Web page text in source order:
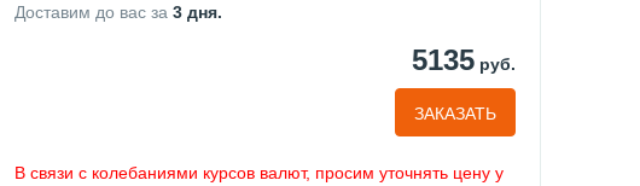
Доставим до вас за 3 дня.
5135руб.
ЗАКАЗАТЬ
В связи с колебаниями курсов валют, просим уточнять цену у